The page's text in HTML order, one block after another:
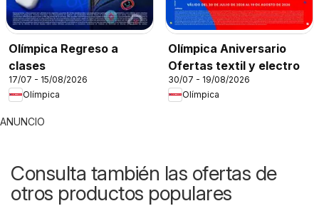
Olímpica Regreso a
clases
17/07 - 15/08/2026
Olímpica
Olímpica Aniversario
Ofertas textil y electro
30/07 - 19/08/2026
Olímpica
ANUNCIO
Consulta también las ofertas de
otros productos populares